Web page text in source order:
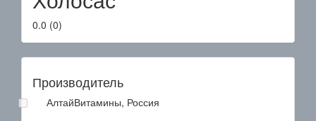
0.0 (0)
Производитель
АлтайВитамины, Россия